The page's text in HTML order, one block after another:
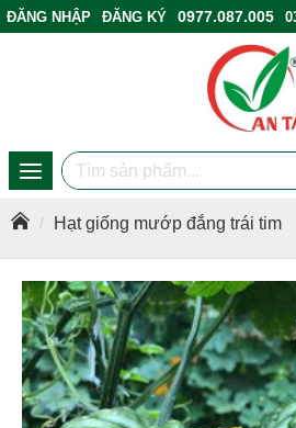
ĐĂNG NHẬP ĐĂNG KÝ 0977.087.005
Hạt giống mướp đắng trái tim